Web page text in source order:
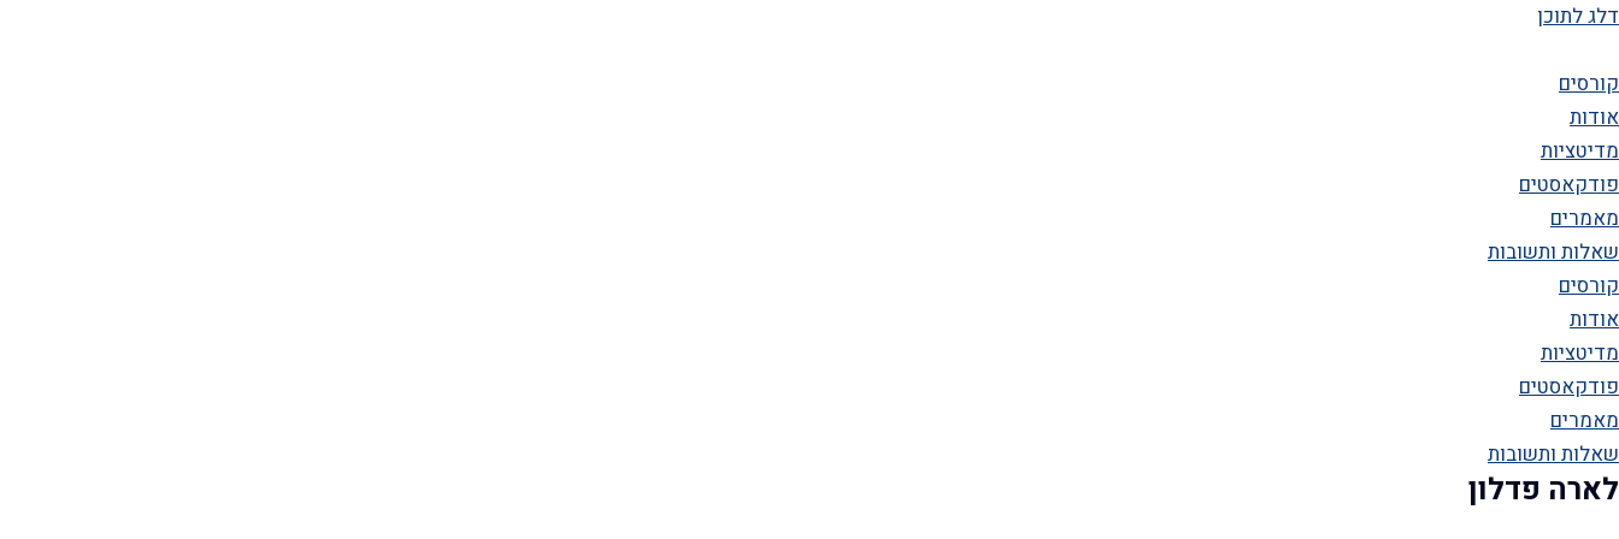
דלג לתוכן
קורסים
אודות
מדיטציות
פודקאסטים
מאמרים
שאלות ותשובות
קורסים
אודות
מדיטציות
פודקאסטים
מאמרים
שאלות ותשובות
לארה פדלון